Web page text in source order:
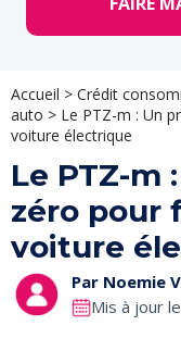
Accueil > Crédit
auto > Le PTZ-m : Un
voiture électrique
Le PTZ-m
zéro pour
voiture
Par Noemie
Mis à jour